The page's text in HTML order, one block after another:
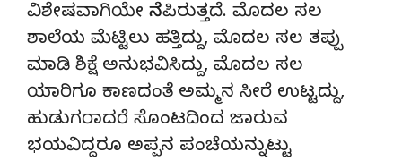
ವಿಶೇಷವಾಗಿಯೇ ನೆನಪಿರುತ್ತದೆ. ಮೊದಲ ಸಲ
ಶಾಲೆಯ ಮೆಟ್ಟಿಲು ಹತ್ತಿದ್ದು, ಮೊದಲ ಸಲ ತಪ್ಪು
ಮಾಡಿ ಶಿಕ್ಷೆ ಅನುಭವಿಸಿದ್ದು, ಮೊದಲ ಸಲ
ಯಾರಿಗೂ ಕಾಣದಂತೆ ಅಮ್ಮನ ಸೀರೆ ಉಟ್ಟದ್ದು,
ಹುಡುಗರಾದರೆ ಸೊಂಟದಿಂದ ಜಾರುವ
ಭಯವಿದ್ದರೂ ಅಪ್ಪನ ಪಂಚೆಯನ್ನುಟ್ಟು